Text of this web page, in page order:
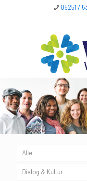
05251 /
Alle
Dialog & Kultur